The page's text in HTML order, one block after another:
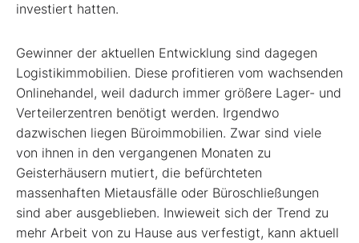
investiert hatten.
Gewinner der aktuellen Entwicklung sind dagegen
Logistikimmobilien. Diese profitieren vom wachsenden
Onlinehandel, weil dadurch immer größere Lager- und
Verteilerzentren benötigt werden. Irgendwo
dazwischen liegen Büroimmobilien. Zwar sind viele
von ihnen in den vergangenen Monaten zu
Geisterhäusern mutiert, die befürchteten
massenhaften Mietausfälle oder Büroschließungen
sind aber ausgeblieben. Inwieweit sich der Trend zu
mehr Arbeit von zu Hause aus verfestigt, kann aktuell